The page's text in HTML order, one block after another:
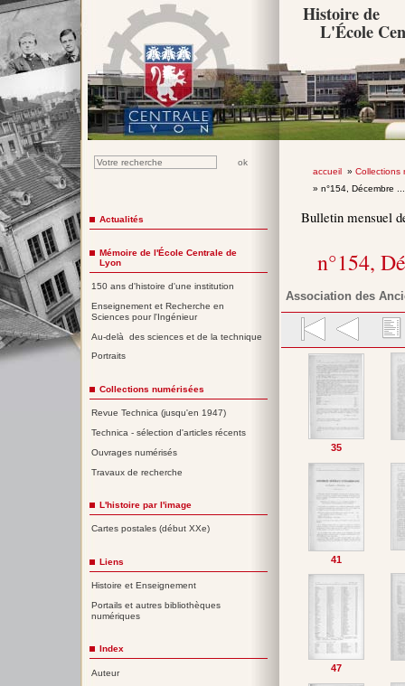
Histoire de
L'École
accueil» Collections
» n°154, Décembre
Bulletin mensuel
n°154,
Association des
35
41
47
Actualités
Mémoire de l'École Centrale de
Lyon
150 ans d'histoire d'une institution
Enseignement et Recherche en
Sciences pour l'Ingénieur
Au-delà des sciences et de la technique
Portraits
Collections numérisées
Revue Technica (jusqu'en 1947)
Technica - sélection d'articles récents
Ouvrages numérisés
Travaux de recherche
L'histoire par l'image
Cartes postales (début XXe)
Liens
Histoire et Enseignement
Portails et autres bibliothèques
numériques
Index
Auteur